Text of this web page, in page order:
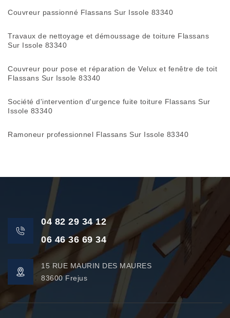
Couvreur passionné Flassans Sur Issole 83340
Travaux de nettoyage et démoussage de toiture Flassans
Sur Issole 83340
Couvreur pour pose et réparation de Velux et fenêtre de toit
Flassans Sur Issole 83340
Société d'intervention d'urgence fuite toiture Flassans Sur
Issole 83340
Ramoneur professionnel Flassans Sur Issole 83340
04 82 29 34 12
06 46 36 69 34
15 RUE MAURIN DES MAURES
83600 Frejus